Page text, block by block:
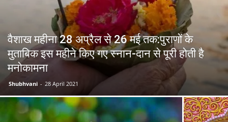
वैशाख महीना 28 अप्रैल से 26 मई तक:पुराणों के
मुताबिक इस महीने किए गए स्नान-दान से पूरी होती है
मनोकामना
Shubhvani - 28 April 2021